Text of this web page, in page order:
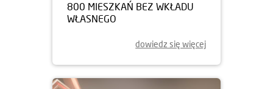
800 MIESZKAŃ BEZ WKŁADU
WŁASNEGO
dowiedz się więcej